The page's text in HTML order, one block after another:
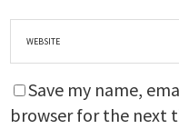
Save my name,
browser for the next